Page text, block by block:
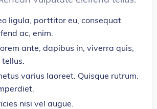
ligula, porttitor eu, consequat
ac, enim.
ante, dapibus in, viverra quis,
varius laoreet. Quisque rutrum.
nisi vel augue.